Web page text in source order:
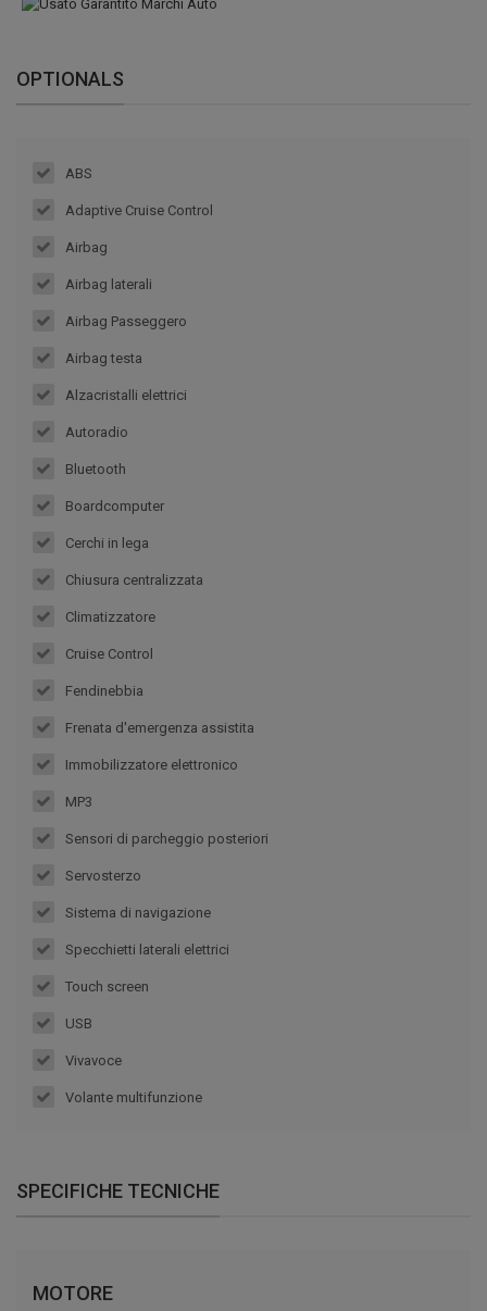
OPTIONALS
ABS
Adaptive Cruise Control
Airbag
Airbag laterali
Airbag Passeggero
Airbag testa
Alzacristalli elettrici
Autoradio
Bluetooth
Boardcomputer
Cerchi in lega
Chiusura centralizzata
Climatizzatore
Cruise Control
Fendinebbia
Frenata d'emergenza assistita
Immobilizzatore elettronico
MP3
Sensori di parcheggio posteriori
Servosterzo
Sistema di navigazione
Specchietti laterali elettrici
Touch screen
USB
Vivavoce
Volante multifunzione
SPECIFICHE TECNICHE
MOTORE